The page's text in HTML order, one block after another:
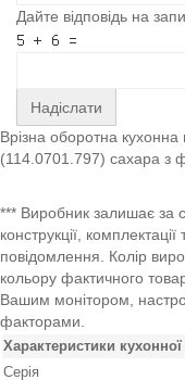
Дайте відповідь на
Надіслати
Врізна оборотна
(114.0701.797) сахара з
*** Виробник залишає за
конструкції,
повідомлення. Колір
кольору фактичного
Вашим монітором,
факторами.
Характеристики
Серія